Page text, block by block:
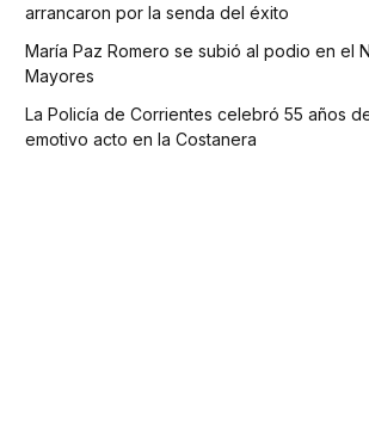
arrancaron por la senda del éxito
María Paz Romero se subió al podio en el
Mayores
La Policía de Corrientes celebró 55 años
emotivo acto en la Costanera